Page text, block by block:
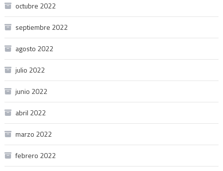
octubre 2022
septiembre 2022
agosto 2022
julio 2022
junio 2022
abril 2022
marzo 2022
febrero 2022